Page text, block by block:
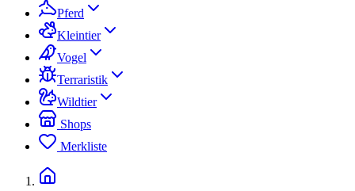
Pferd
Kleintier
Vogel
Terraristik
Wildtier
Shops
Merkliste